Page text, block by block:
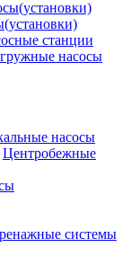
станции
насосы
насосы
Центробежные
системы